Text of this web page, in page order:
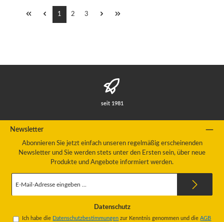
Seite
1 Seite
2 Seite
3
seit 1981
Newsletter
Abonnieren Sie jetzt einfach unseren regelmäßig erscheinenden
Newsletter und Sie werden stets unter den Ersten sein, über neue
Produkte und Angebote informiert werden.
Mail-
Datenschutz
Ich habe die Datenschutzbestimmungen zur Kenntnis genommen und dieAGB